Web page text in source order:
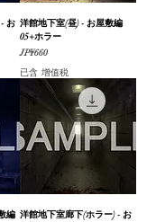
- お 洋館地下室(昼) - お屋敷編
05+ホラー
價格
JP¥660
已含 增值税
編 洋館地下室廊下(ホラー) - お